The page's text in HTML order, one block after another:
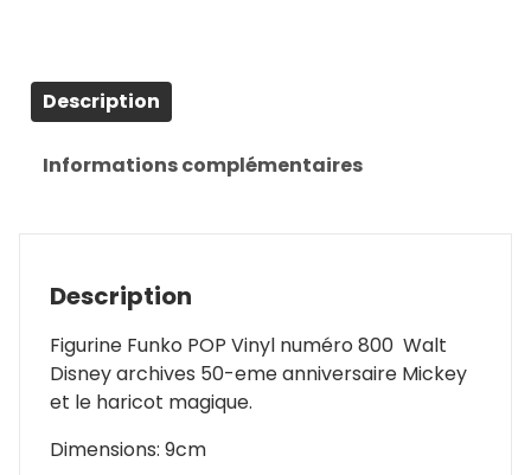
Description
Informations complémentaires
Description
Figurine Funko POP Vinyl numéro 800 Walt
Disney archives 50-eme anniversaire Mickey
et le haricot magique.
Dimensions: 9cm